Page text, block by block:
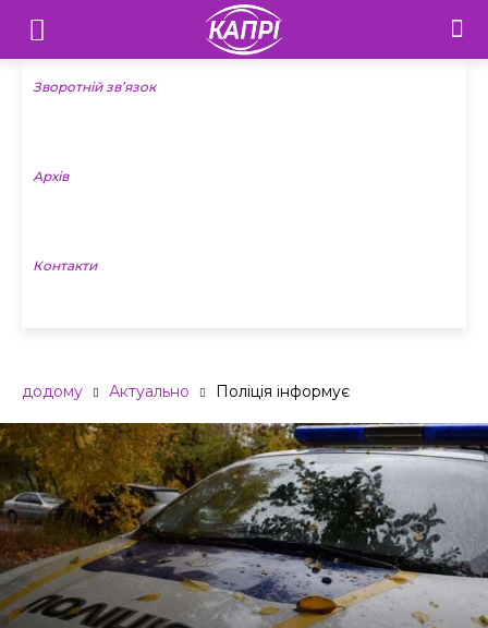
Телебачення
«Капрі»
Новини
Зворотній зв’язок
Архів
Контакти
додому Актуально Поліція інформує